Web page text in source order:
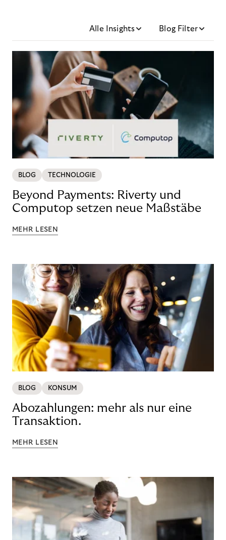
Alle Insights Blog Filter
BLOG TECHNOLOGIE
Beyond Payments: Riverty und
Computop setzen neue Maßstäbe
MEHR LESEN
BLOG KONSUM
Abozahlungen: mehr als nur eine
Transaktion.
MEHR LESEN